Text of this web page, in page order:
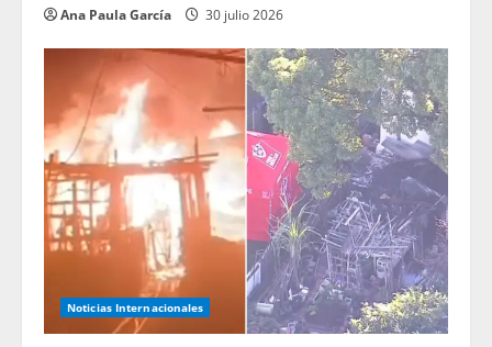
Ana Paula García 30 julio 2026
Noticias Internacionales